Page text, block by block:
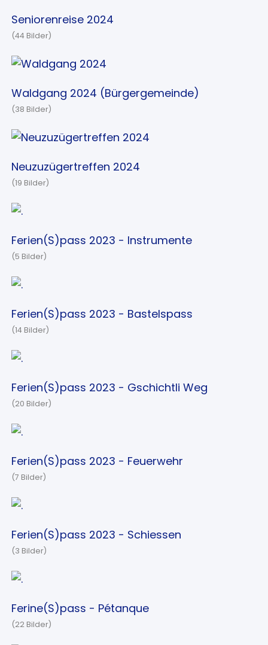
Seniorenreise 2024
(44 Bilder)
Waldgang 2024 (Bürgergemeinde)
(38 Bilder)
Neuzuzügertreffen 2024
(19 Bilder)
Ferien(S)pass 2023 - Instrumente
(5 Bilder)
Ferien(S)pass 2023 - Bastelspass
(14 Bilder)
Ferien(S)pass 2023 - Gschichtli Weg
(20 Bilder)
Ferien(S)pass 2023 - Feuerwehr
(7 Bilder)
Ferien(S)pass 2023 - Schiessen
(3 Bilder)
Ferine(S)pass - Pétanque
(22 Bilder)